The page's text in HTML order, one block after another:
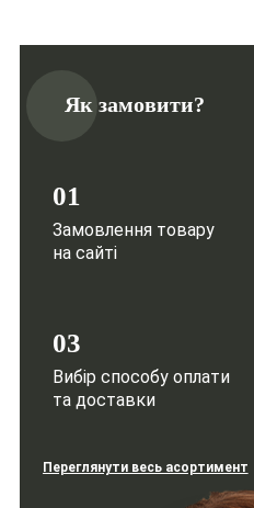
Як замовити?
01
Замовлення товару
на сайті
03
Вибір способу оплати
та доставки
Переглянути весь асортимент